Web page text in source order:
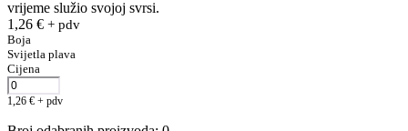
vrijeme služio svojoj svrsi.
1,26 € + pdv
Boja
Svijetla plava
Cijena
1,26 € + pdv